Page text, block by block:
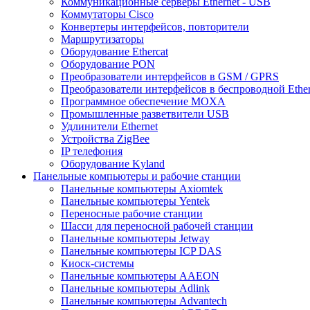
Коммутаторы Cisco
Конвертеры интерфейсов, повторители
Маршрутизаторы
Оборудование Ethercat
Оборудование PON
Преобразователи интерфейсов в GSM / GPRS
Преобразователи интерфейсов в беспроводной
Программное обеспечение MOXA
Промышленные разветвители USB
Удлинители Ethernet
Устройства ZigBee
IP телефония
Оборудование Kyland
Панельные компьютеры и рабочие станции
Панельные компьютеры Axiomtek
Панельные компьютеры Yentek
Переносные рабочие станции
Шасси для переносной рабочей станции
Панельные компьютеры Jetway
Панельные компьютеры ICP DAS
Киоск-системы
Панельные компьютеры AAEON
Панельные компьютеры Adlink
Панельные компьютеры Advantech